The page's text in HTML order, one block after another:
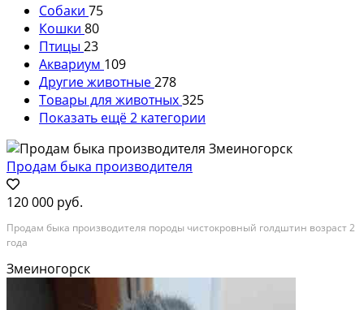
Собаки 75
Кошки 80
Птицы 23
Аквариум 109
Другие животные278
Товары для животных325
Показать ещё 2 категории
Продам быка производителя
120 000 руб.
Продам быка производителя породы чистокровный голдштин возраст 2
года
Змеиногорск